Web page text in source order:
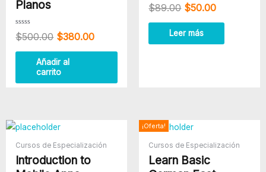
Planos
Valorado
con
de
$500.00 $380.00
Añadir al
carrito
Valorado
con
de 5
$89.00 $50.00
Leer más
Cursos de Especialización
Introduction to
¡Oferta!
Cursos de Especialización
Learn Basic
original
era:
actual